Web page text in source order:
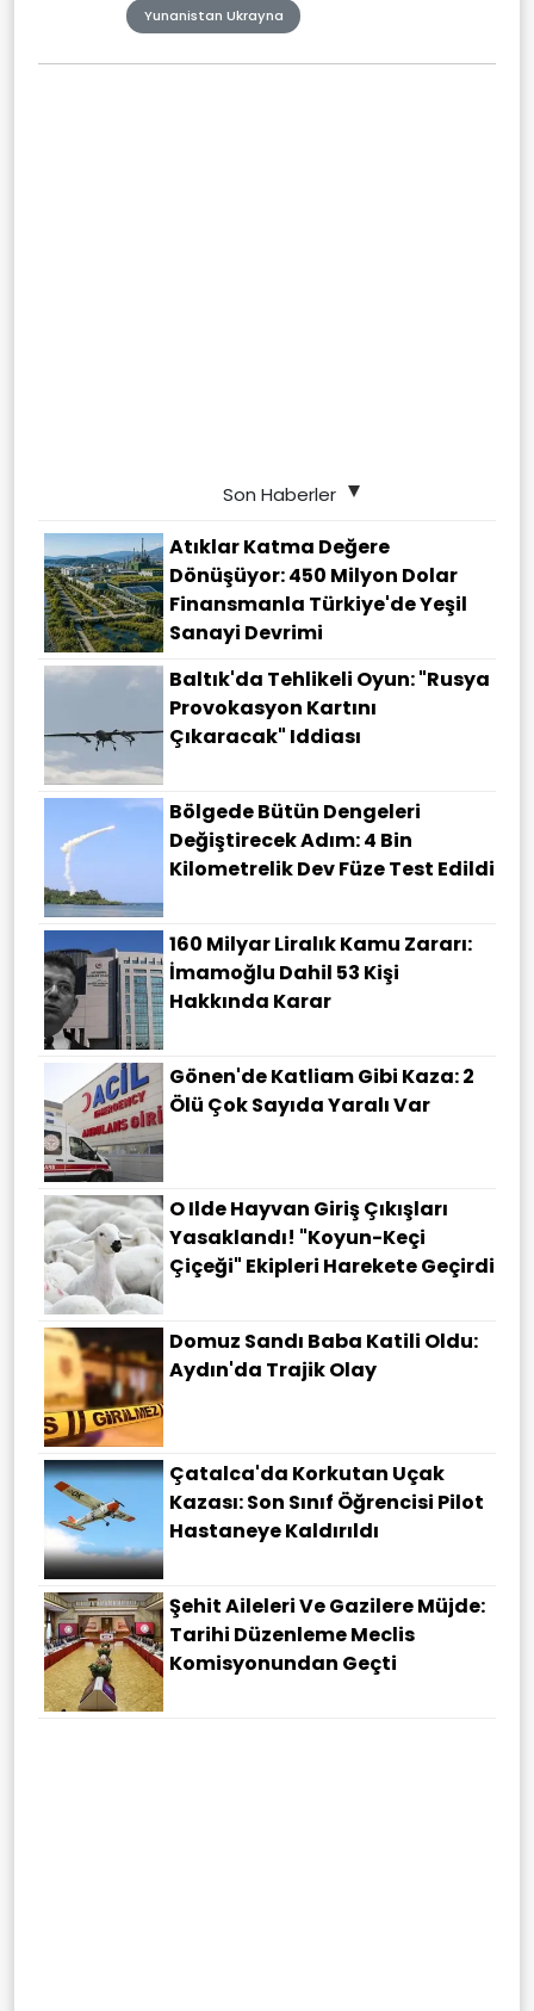
Yunanistan Ukrayna
Son Haberler
Atıklar Katma Değere
Dönüşüyor: 450 Milyon Dolar
Finansmanla Türkiye'de Yeşil
Sanayi Devrimi
Baltık'da Tehlikeli Oyun: "Rusya
Provokasyon Kartını
Çıkaracak" Iddiası
Bölgede Bütün Dengeleri
Değiştirecek Adım: 4 Bin
Kilometrelik Dev Füze Test Edildi
160 Milyar Liralık Kamu Zararı:
İmamoğlu Dahil 53 Kişi
Hakkında Karar
Gönen'de Katliam Gibi Kaza: 2
Ölü Çok Sayıda Yaralı Var
O Ilde Hayvan Giriş Çıkışları
Yasaklandı! "Koyun-Keçi
Çiçeği" Ekipleri Harekete Geçirdi
Domuz Sandı Baba Katili Oldu:
Aydın'da Trajik Olay
Çatalca'da Korkutan Uçak
Kazası: Son Sınıf Öğrencisi Pilot
Hastaneye Kaldırıldı
Şehit Aileleri Ve Gazilere Müjde:
Tarihi Düzenleme Meclis
Komisyonundan Geçti